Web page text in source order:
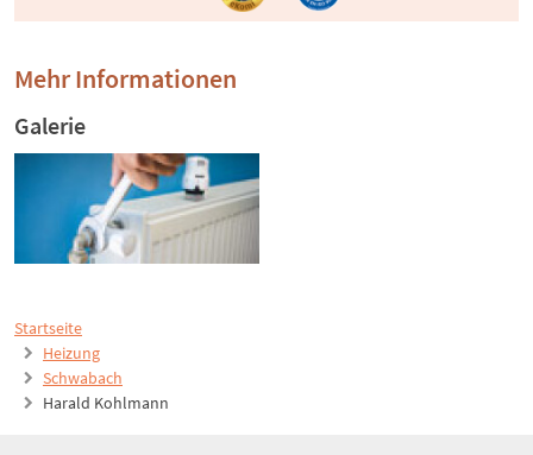
Startseite
Heizung
Schwabach
Harald Kohlmann
Mehr Informationen
Galerie